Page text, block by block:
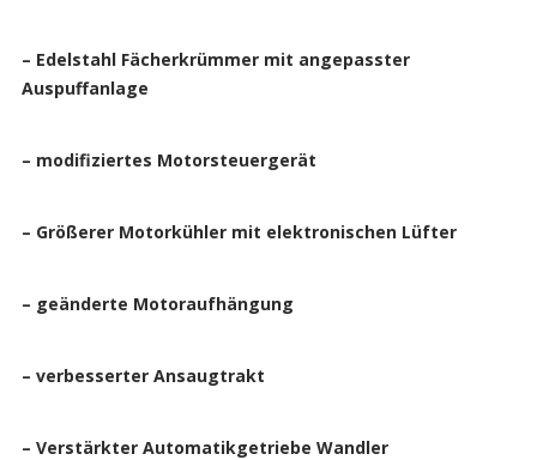
– Edelstahl Fächerkrümmer mit angepasster
Auspuffanlage
– modifiziertes Motorsteuergerät
– Größerer Motorkühler mit elektronischen Lüfter
– geänderte Motoraufhängung
– verbesserter Ansaugtrakt
– Verstärkter Automatikgetriebe Wandler